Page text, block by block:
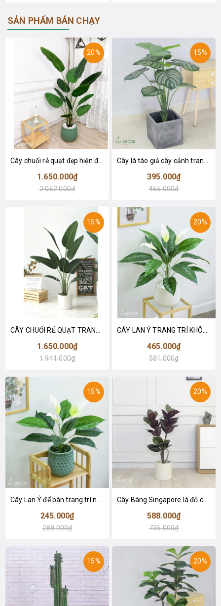
SẢN PHẨM BÁN CHẠY
20%
Cây chuối rẻ quạt đẹp hiện đại trang trí 1m8 - LC3019 (Gồm 12 lá)
1.650.000₫
2.062.000₫
15%
395.000₫
465.000₫
15%
1.650.000₫
1.941.000₫
20%
465.000₫
581.000₫
15%
245.000₫
288.000₫
20%
Cây Bàng Singapore lá đỏ cây giả trang trí Lan Decor (110cm) - LC2918-1
588.000₫
735.000₫
15% 20%